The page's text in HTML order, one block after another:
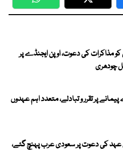
WhatsApp Twitter
کو مذاکرات کی دعوت، اوپن ایجنڈے پر
چودھری
پر تقرر و تبادلے، متعدد اہم عہدوں
عہد کی دعوت پر سعودی عرب پہنچ گئے،